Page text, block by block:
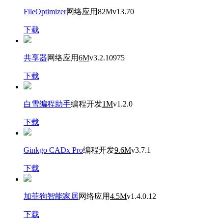
FileOptimizer网络应用82Mv13.70
下载
共享器网络应用6Mv3.2.10975
下载
白雪编程助手编程开发1Mv1.2.0
下载
Ginkgo CADx Pro编程开发9.6Mv3.7.1
下载
加菲狗智能家居网络应用4.5Mv1.4.0.12
下载